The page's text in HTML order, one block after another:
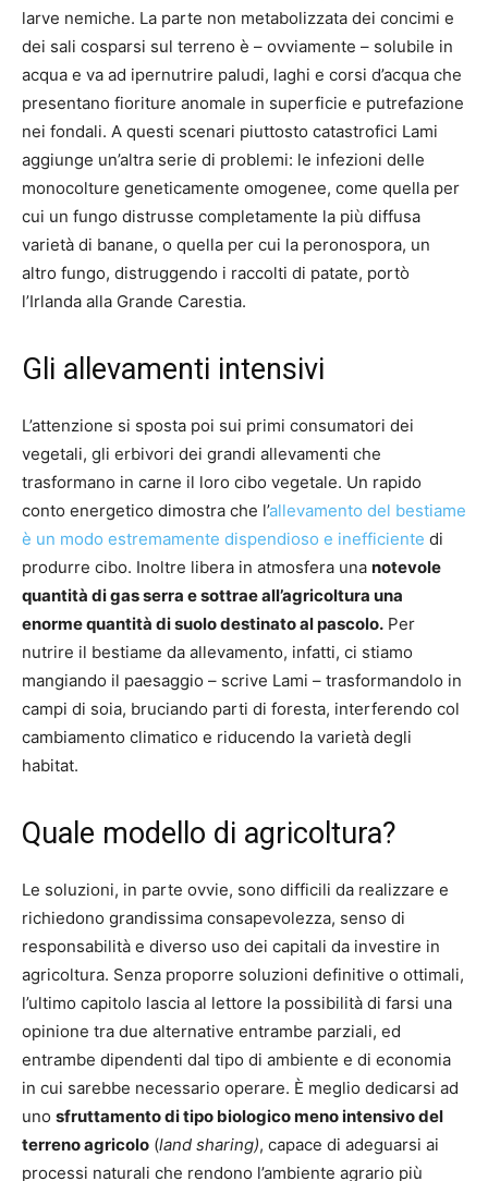
larve nemiche. La parte non metabolizzata dei concimi e
dei sali cosparsi sul terreno è – ovviamente – solubile in
acqua e va ad ipernutrire paludi, laghi e corsi d’acqua che
presentano fioriture anomale in superficie e putrefazione
nei fondali. A questi scenari piuttosto catastrofici Lami
aggiunge un’altra serie di problemi: le infezioni delle
monocolture geneticamente omogenee, come quella per
cui un fungo distrusse completamente la più diffusa
varietà di banane, o quella per cui la peronospora, un
altro fungo, distruggendo i raccolti di patate, portò
l’Irlanda alla Grande Carestia.
Gli allevamenti intensivi
L’attenzione si sposta poi sui primi consumatori dei
vegetali, gli erbivori dei grandi allevamenti che
trasformano in carne il loro cibo vegetale. Un rapido
conto energetico dimostra che l’allevamento del bestiame
è un modo estremamente dispendioso e inefficiente di
produrre cibo. Inoltre libera in atmosfera una notevole
quantità di gas serra e sottrae all’agricoltura una
enorme quantità di suolo destinato al pascolo. Per
nutrire il bestiame da allevamento, infatti, ci stiamo
mangiando il paesaggio – scrive Lami – trasformandolo in
campi di soia, bruciando parti di foresta, interferendo col
cambiamento climatico e riducendo la varietà degli
habitat.
Quale modello di agricoltura?
Le soluzioni, in parte ovvie, sono difficili da realizzare e
richiedono grandissima consapevolezza, senso di
responsabilità e diverso uso dei capitali da investire in
agricoltura. Senza proporre soluzioni definitive o ottimali,
l’ultimo capitolo lascia al lettore la possibilità di farsi una
opinione tra due alternative entrambe parziali, ed
entrambe dipendenti dal tipo di ambiente e di economia
in cui sarebbe necessario operare. È meglio dedicarsi ad
uno sfruttamento di tipo biologico meno intensivo del
terreno agricolo (land sharing), capace di adeguarsi ai
processi naturali che rendono l’ambiente agrario più